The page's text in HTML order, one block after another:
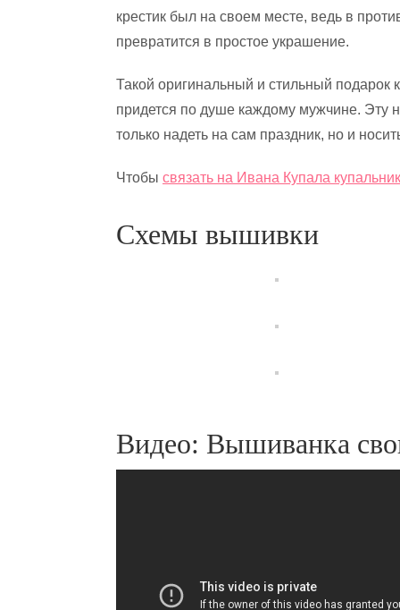
крестик был на своем месте, ведь в
превратится в простое украшение.
Такой оригинальный и стильный подарок
придется по душе каждому мужчине. Эту
только надеть на сам праздник, но и
Чтобы связать на Ивана Купала купальник
Схемы вышивки
Видео: Вышиванка